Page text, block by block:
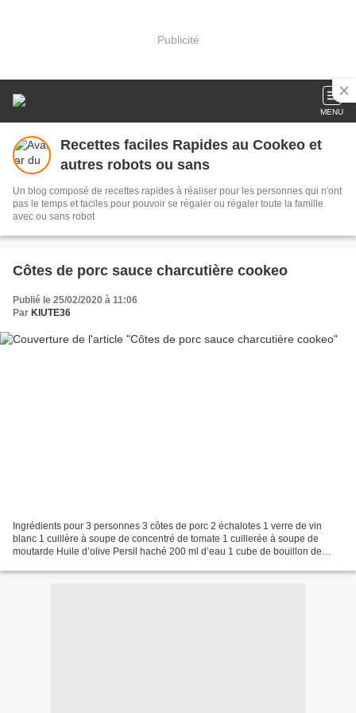
Publicité
MENU
Recettes faciles Rapides au Cookeo et
autres robots ou sans
Un blog composé de recettes rapides à réaliser pour les personnes qui n'ont
pas le temps et faciles pour pouvoir se régaler ou régaler toute la famille
avec ou sans robot
Côtes de porc sauce charcutière cookeo
Publié le 25/02/2020 à 11:06
Par KIUTE36
Ingrédients pour 3 personnes 3 côtes de porc 2 échalotes 1 verre de vin
blanc 1 cuillère à soupe de concentré de tomate 1 cuillerée à soupe de
moutarde Huile d’olive Persil haché 200 ml d’eau 1 cube de bouillon de